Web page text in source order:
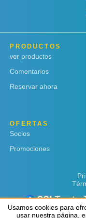
PRODUCTOS
ver productos
Comentarios
Reservar ahora
OFERTAS
Socios
Promociones
Usamos cookies para
usar nuestra página,
Usamos cookies para
usar nuestra página,